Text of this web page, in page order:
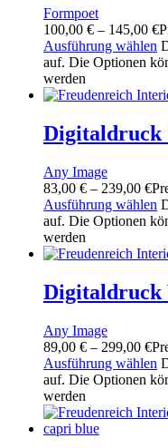
Formpoet
100,00 € – 145,00 €
Ausführung wählen
auf. Die Optionen
werden
Digitaldruck
Any Image
83,00 € – 239,00 €
Ausführung wählen
auf. Die Optionen
werden
Digitaldruck
Any Image
89,00 € – 299,00 €
Ausführung wählen
auf. Die Optionen
werden